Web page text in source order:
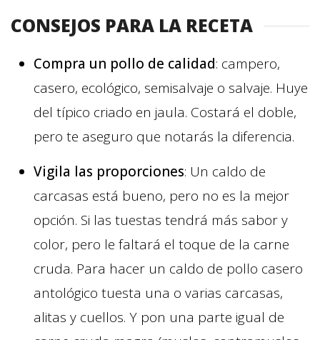
CONSEJOS PARA LA RECETA
Compra un pollo de calidad: campero,
casero, ecológico, semisalvaje o salvaje. Huye
del típico criado en jaula. Costará el doble,
pero te aseguro que notarás la diferencia.
Vigila las proporciones: Un caldo de
carcasas está bueno, pero no es la mejor
opción. Si las tuestas tendrá más sabor y
color, pero le faltará el toque de la carne
cruda. Para hacer un caldo de pollo casero
antológico tuesta una o varias carcasas,
alitas y cuellos. Y pon una parte igual de